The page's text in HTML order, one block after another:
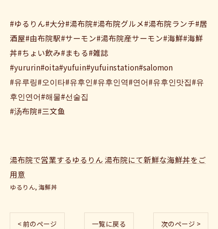
#ゆるりん#大分#湯布院#湯布院グルメ#湯布院ランチ#居
酒屋#由布院駅#サーモン#湯布院産サーモン#海鮮#海鮮
丼#ちょい飲み#まもる#雑誌
#yururin#oita#yufuin#yufuinstation#salomon
#유루링#오이타#유후인#유후인역#연어#유후인맛집#유
후인연어#해물#선술집
#汤布院#三文鱼
湯布院で営業するゆるりん 湯布院にて新鮮な海鮮丼をご
用意
ゆるりん 海鮮丼
< 前のページ 一覧に戻る 次のページ >